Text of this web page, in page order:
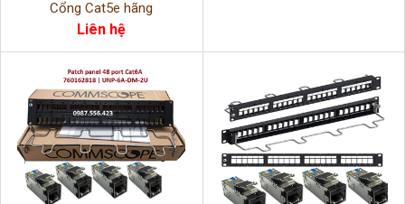
Cổng Cat5e hãng
AMP/COMMSCOPE
Liên hệ